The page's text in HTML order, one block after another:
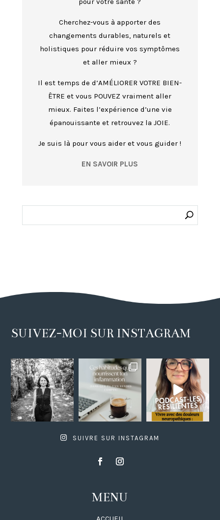
Cherchez-vous à apporter des
changements durables, naturels et
holistiques pour réduire vos symptômes
et aller mieux ?
Il est temps de d’AMÉLIORER VOTRE BIEN-
ÊTRE et vous POUVEZ vraiment aller
mieux. Faites l’expérience d’une vie
épanouissante et retrouvez la JOIE.
Je suis là pour vous aider et vous guider !
EN SAVOIR PLUS
SUIVEZ-MOI SUR INSTAGRAM
SUIVRE SUR INSTAGRAM
MENU